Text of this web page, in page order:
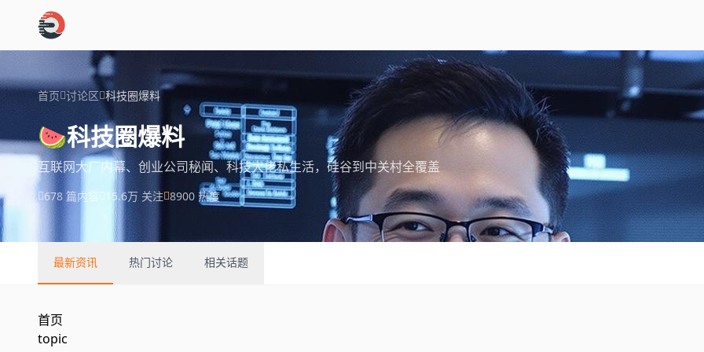
跳过导航
首页 讨论区 科技圈爆料
🍉科技圈爆料
互联网大厂内幕、创业公司秘闻、科技大佬私生活，硅谷到中关村全覆盖
678 篇内容 15.6万 关注 8900 热度
最新资讯 热门讨论 相关话题
首页
topic